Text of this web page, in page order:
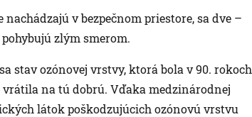
v bezpečnom priestore, sa dve –
zlým smerom.
stav ozónovej vrstvy, ktorá bola v 90. rokoch
vrátila na tú dobrú. Vďaka medzinárodnej
látok poškodzujúcich ozónovú vrstvu